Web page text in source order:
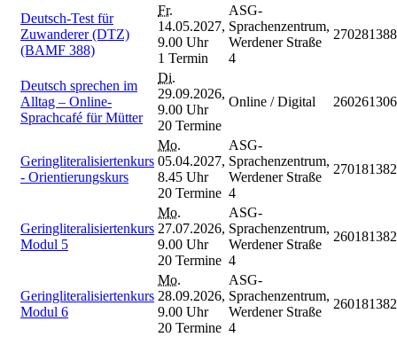
Deutsch-Test für
Zuwanderer (DTZ)
(BAMF 388)
Fr.
14.05.2027,
9.00 Uhr
1 Termin
ASG-
Sprachenzentrum,
Werdener Straße
4
Deutsch sprechen im
Alltag – Online-
Sprachcafé für Mütter
Di.
29.09.2026,
9.00 Uhr
20 Termine
Online / Digital
Geringliteralisiertenkurs
- Orientierungskurs
Mo.
05.04.2027,
8.45 Uhr
20 Termine
ASG-
Sprachenzentrum,
Werdener Straße
4
Geringliteralisiertenkurs
Modul 5
Mo.
27.07.2026,
9.00 Uhr
20 Termine
ASG-
Sprachenzentrum,
Werdener Straße
4
Geringliteralisiertenkurs
Modul 6
Mo.
28.09.2026,
9.00 Uhr
20 Termine
ASG-
Sprachenzentrum,
Werdener Straße
4